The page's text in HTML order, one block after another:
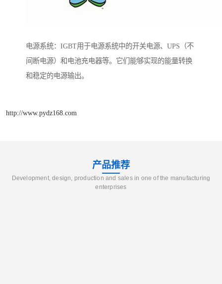
电源系统：IGBT用于电源系统中的开关电源、UPS（不
间断电源）和电池充电器等。它们能够实现的能量转换
和稳定的电源输出。
http://www.pydz168.com
产品推荐
Development, design, production and sales in one of the manufacturing
enterprises